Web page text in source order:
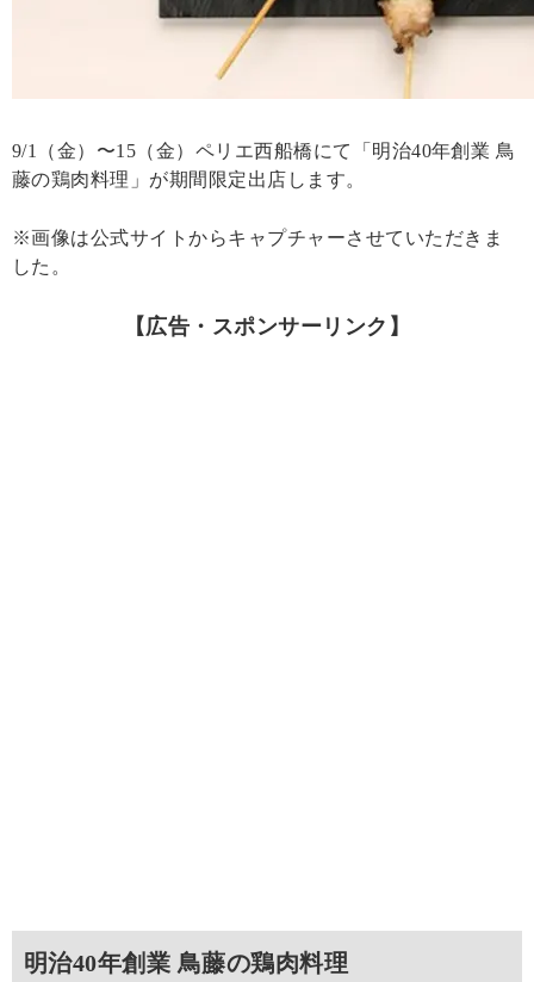
9/1（金）〜15（金）ペリエ西船橋にて「明治40年創業 鳥
藤の鶏肉料理」が期間限定出店します。
※画像は公式サイトからキャプチャーさせていただきま
した。
【広告・スポンサーリンク】
明治40年創業 鳥藤の鶏肉料理